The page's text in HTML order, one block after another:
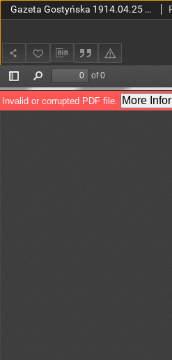
Gazeta Gostyńska 1914.04.25 R.2 Nr 50